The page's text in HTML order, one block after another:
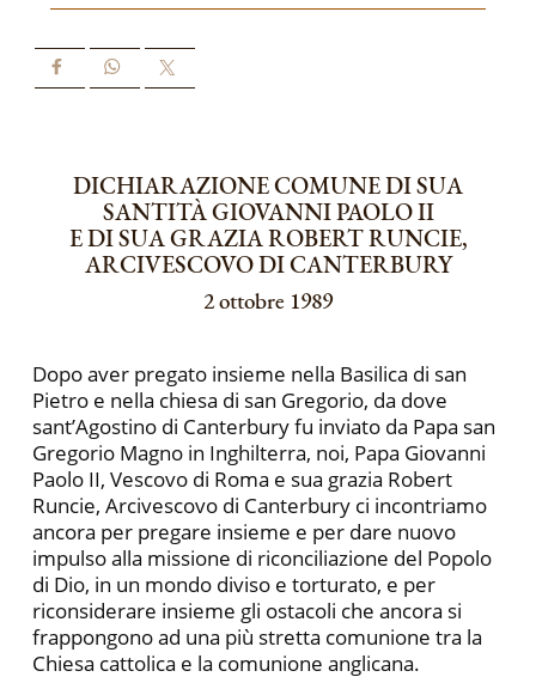
DICHIARAZIONE COMUNE DI SUA
SANTITÀ GIOVANNI PAOLO II
E DI SUA GRAZIA ROBERT RUNCIE,
ARCIVESCOVO DI CANTERBURY
2 ottobre 1989
Dopo aver pregato insieme nella Basilica di san
Pietro e nella chiesa di san Gregorio, da dove
sant’Agostino di Canterbury fu inviato da Papa san
Gregorio Magno in Inghilterra, noi, Papa Giovanni
Paolo II, Vescovo di Roma e sua grazia Robert
Runcie, Arcivescovo di Canterbury ci incontriamo
ancora per pregare insieme e per dare nuovo
impulso alla missione di riconciliazione del Popolo
di Dio, in un mondo diviso e torturato, e per
riconsiderare insieme gli ostacoli che ancora si
frappongono ad una più stretta comunione tra la
Chiesa cattolica e la comunione anglicana.